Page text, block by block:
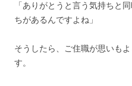
「ありがとうと言う気持ちと
ちがあるんですよね」
そうしたら、ご住職が思いも
す。